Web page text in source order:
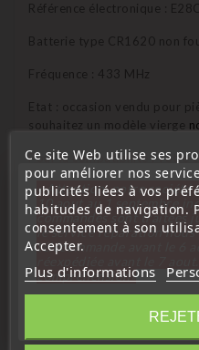
Référence électronique :
Batterie type CR1620 non
Fréquence : 433 MHz
Etat : occasion vendu pour
souhaitez un modèle vierge
Pour la compatibilité : votre
doit comporter la même
16 D'autres Produits
Catégorie :
Ce site Web utilise ses
pour améliorer nos
publicités liées à vos
habitudes de navigation.
consentement à son
Accepter.
Plus d'informations
« Attention, notre société
10 aout au 1 septembre
commandes sont traitées
le service réparation
télécommande avant le 6
compréhension»